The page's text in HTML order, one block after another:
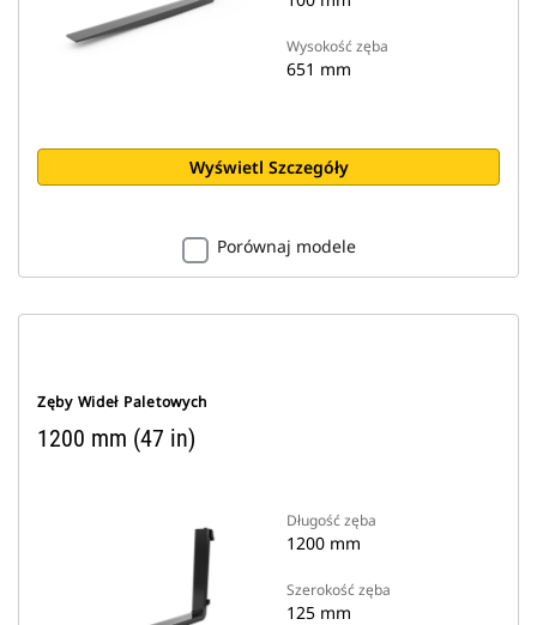
Wysokość zęba
651 mm
Wyświetl Szczegóły
Porównaj modele
Zęby Wideł Paletowych
1200 mm (47 in)
Długość zęba
1200 mm
Szerokość zęba
125 mm